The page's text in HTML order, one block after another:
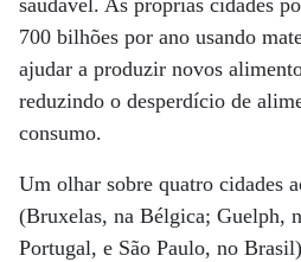
saudável. As próprias cidades
700 bilhões por ano usando
ajudar a produzir novos
reduzindo o desperdício de
consumo.
Um olhar sobre quatro cidades
(Bruxelas, na Bélgica; Guelph,
Portugal, e São Paulo, no